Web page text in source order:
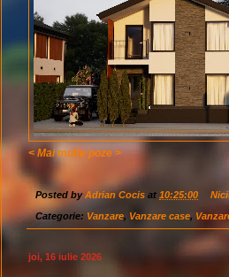
< Mai multe poze >
Posted byAdrian Cocis at 10:25:00
Categorie: Vanzare, Vanzare case,
joi, 16 iulie 2026